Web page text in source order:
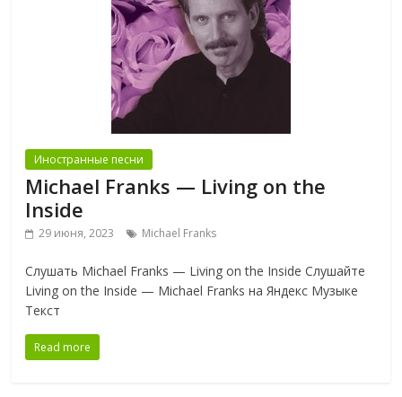
Иностранные песни
Michael Franks — Living on the
Inside
29 июня, 2023 Michael Franks
Слушать Michael Franks — Living on the Inside Слушайте
Living on the Inside — Michael Franks на Яндекс Музыке
Текст
Read more